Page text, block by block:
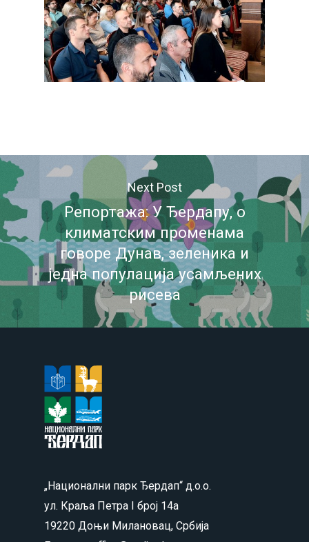
Next Post
Репортажа: У Ђердапу, о
климатским променама
говоре Дунав, зеленика и
једна популација усамљених
рисева
„Национални парк Ђердап“ д.о.о.
ул. Краља Петра I број 14а
19220 Доњи Милановац, Србија